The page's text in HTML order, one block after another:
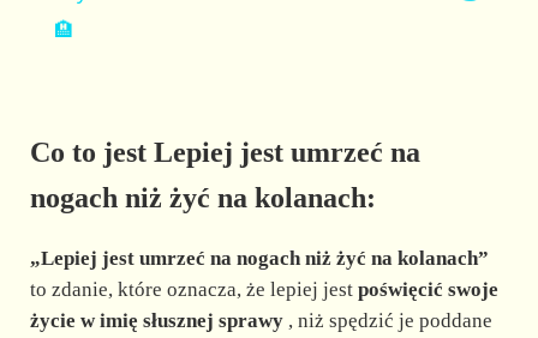
o
🏨
Co to jest Lepiej jest umrzeć na
nogach niż żyć na kolanach:
„Lepiej jest umrzeć na nogach niż żyć na kolanach”
to zdanie, które oznacza, że lepiej jest poświęcić swoje
życie w imię słusznej sprawy, niż spędzić je poddane